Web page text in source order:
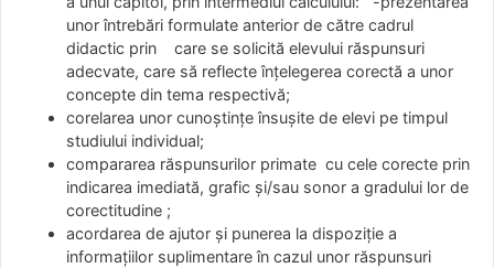
unor întrebări formulate anterior de către cadrul
didactic prin care se solicită elevului răspunsuri
adecvate, care să reflecte înțelegerea corectă a unor
concepte din tema respectivă;
corelarea unor cunoștințe însușite de elevi pe timpul
studiului individual;
compararea răspunsurilor primate cu cele corecte prin
indicarea imediată, grafic și/sau sonor a gradului lor de
corectitudine ;
acordarea de ajutor și punerea la dispoziție a
informațiilor suplimentare în cazul unor răspunsuri